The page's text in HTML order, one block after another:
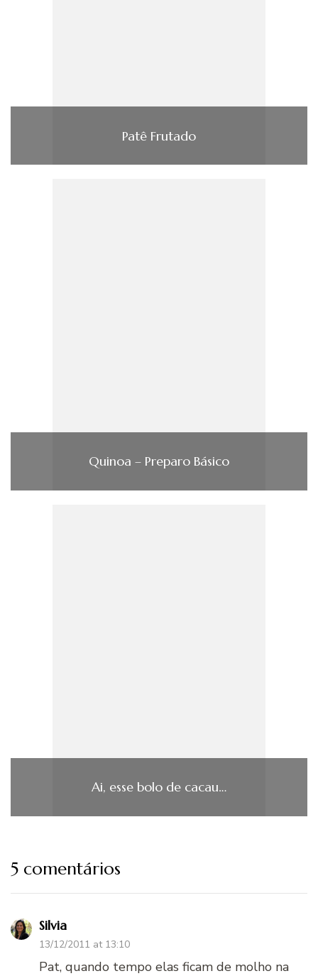
Patê Frutado
Quinoa – Preparo Básico
Ai, esse bolo de cacau…
5 comentários
Silvia
13/12/2011 at 13:10
Pat, quando tempo elas ficam de molho na